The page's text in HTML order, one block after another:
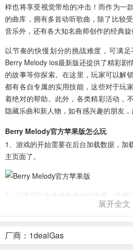
样也将享受视觉带给的冲击！而作为一
的曲库，拥有多首动听歌曲，除了比较
音乐外，还有各大知名曲师创作的经典旋
以节奏的快慢划分的挑战难度，可满
Berry Melody ios最新版还提供了精彩剧
的故事等你探索。在这里，玩家可以解
都有各自专属的实用技能，这些对于玩
着绝对的帮助。此外，各类精彩活动，
隐藏乐曲和新人物，如有感兴趣的朋友，
Berry Melody官方苹果版怎么玩
1、游戏的开始需要在后台加载数据，加
主页面了。
2、玩家可以有多种角色供你选择，选择
3、不同的章节挑战遇到的音符都不一样
展开全文
厂商：1dealGas